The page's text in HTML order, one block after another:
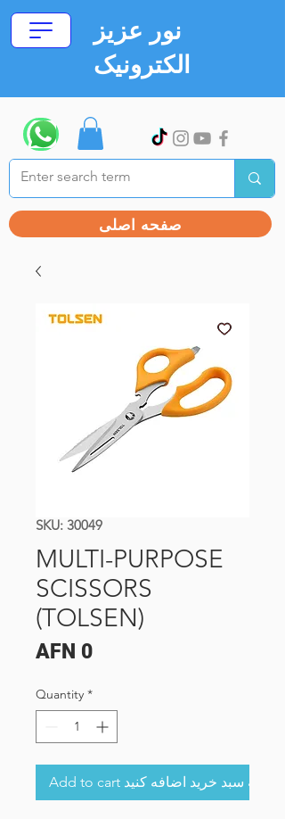
نور عزیز
الکترونیک
صفحه اصلی
SKU: 30049
MULTI-PURPOSE
SCISSORS
(TOLSEN)
AFN 0Price
Quantity *
Add to cart به سبد خرید اضافه کنید